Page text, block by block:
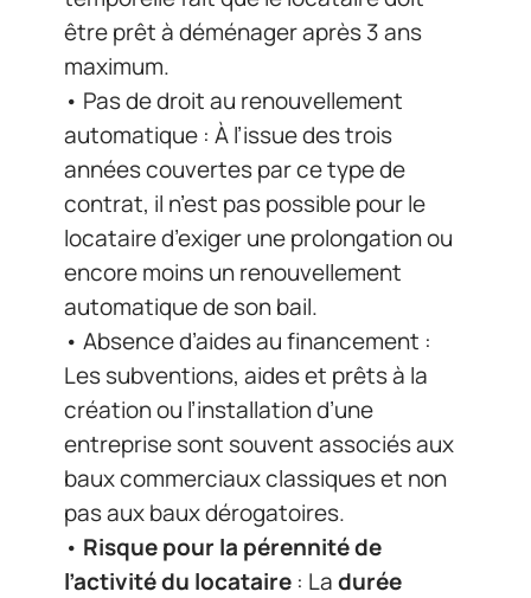
être prêt à déménager après 3 ans
maximum.
• Pas de droit au renouvellement
automatique : À l’issue des trois
années couvertes par ce type de
contrat, il n’est pas possible pour le
locataire d’exiger une prolongation ou
encore moins un renouvellement
automatique de son bail.
• Absence d’aides au financement :
Les subventions, aides et prêts à la
création ou l’installation d’une
entreprise sont souvent associés aux
baux commerciaux classiques et non
pas aux baux dérogatoires.
• Risque pour la pérennité de
l’activité du locataire : Ladurée